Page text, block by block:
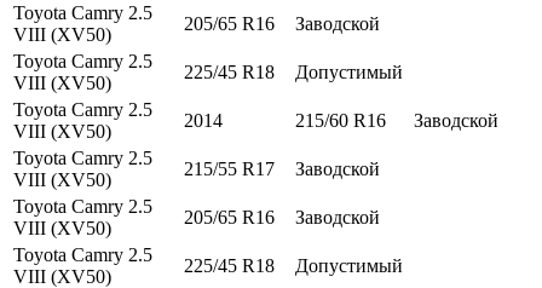
Toyota Camry 2.5
VIII (XV50)
205/65 R16
Заводской
Toyota Camry 2.5
VIII (XV50)
225/45 R18
Допустимый
Toyota Camry 2.5
VIII (XV50)
2014 215/60 R16
Заводской
Toyota Camry 2.5
VIII (XV50)
215/55 R17
Заводской
Toyota Camry 2.5
VIII (XV50)
205/65 R16
Заводской
Toyota Camry 2.5
VIII (XV50)
225/45 R18
Допустимый